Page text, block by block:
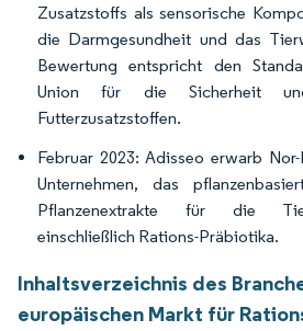
Zusatzstoffs als sensorische
die Darmgesundheit und das
Bewertung entspricht den
Union für die Sicherheit
Futterzusatzstoffen.
Februar 2023: Adisseo erwarb
Unternehmen, das
Pflanzenextrakte für die
einschließlich Rations-Präbiotika.
Inhaltsverzeichnis des
europäischen Markt für